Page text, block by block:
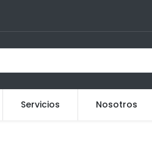
Servicios Nosotros